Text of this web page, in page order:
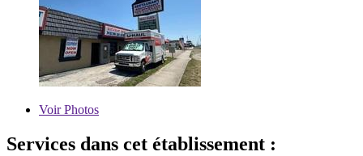
VoirPhotos
Services dans cet établissement :